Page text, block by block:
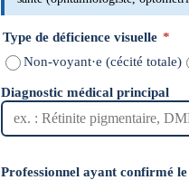
Type de déficience visuelle *
Non-voyant·e (cécité totale)
Diagnostic médical principal
Professionnel ayant confirmé